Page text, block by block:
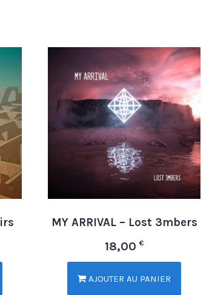
MY ARRIVAL – Lost 3mbers
18,00 €
AJOUTER AU PANIER